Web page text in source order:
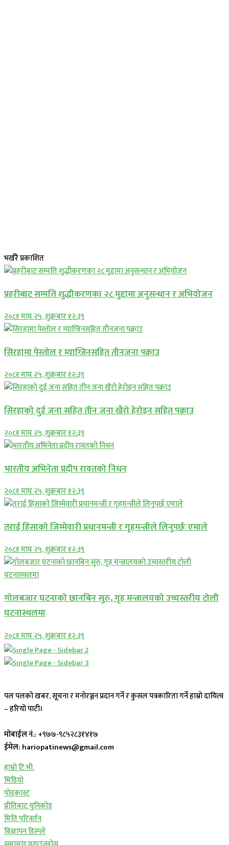
भर्खरै प्रकाशित
प्रहरीबाट सम्पत्ति शुद्धीकरणका २८ मुद्दामा अनुसन्धान र अभियोजन
२०८१ माघ २५, शुक्रबार १२:३९
सिरहामा पेस्तोल र म्याग्जिनसहित तीनजना पक्राउ
२०८१ माघ २५, शुक्रबार १२:३९
सिरहाकाे दुई जना सहित तीन जना खैरो हेरोइन सहित पक्राउ
२०८१ माघ २५, शुक्रबार १२:३९
भारतीय अभिनेता प्रदीप रावतको निधन
२०८१ माघ २५, शुक्रबार १२:३९
तराई हिंसाको जिम्मेवारी प्रधानमन्त्री र गृहमन्त्रीले लिनुपर्छः एमाले
२०८१ माघ २५, शुक्रबार १२:३९
गोलबजार घटनाको छानबिन सुरु, गृह मन्त्रालयको उच्चस्तरीय टोली
घटनास्थलमा
२०८१ माघ २५, शुक्रबार १२:३९
पल पलको खबर, सूचना र मनोरञ्जन प्रदान गर्ने र कुसल पत्रकारिता गर्ने हाम्रो दायित्व
– हरियो पाटी।
मोबाईल नं.: +९७७-९८५२८३१४१७
ईमेल: hariopatinews@gmail.com
हाम्रो टि.भी.
भिडियो
पोडकास्ट
प्रीतिबाट युनिकोड
मिति परिवर्तन
बिज्ञापन डिस्प्ले